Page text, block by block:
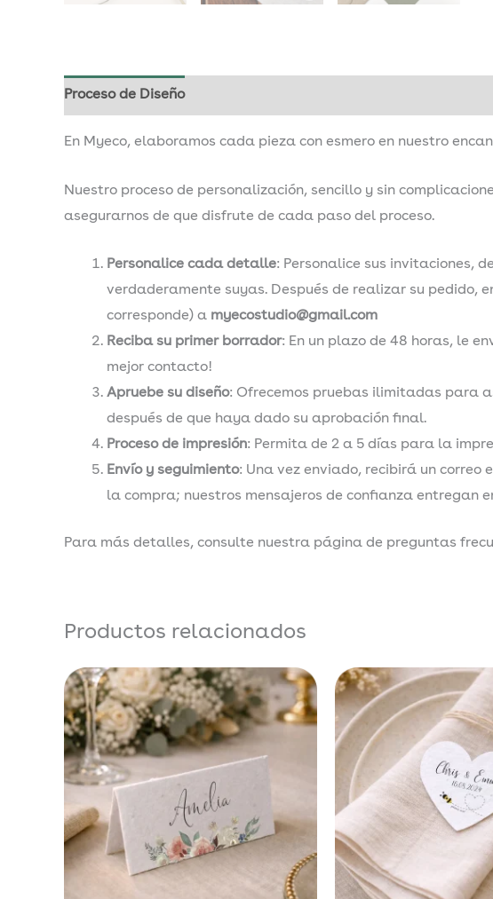
Proceso de Diseño
En Myeco, elaboramos cada pieza con esmero en nuestro
Nuestro proceso de personalización, sencillo y sin
asegurarnos de que disfrute de cada paso del proceso.
Personalice cada detalle: Personalice sus invitaciones,
verdaderamente suyas. Después de realizar su pedido,
corresponde) a myecostudio@gmail.com
Reciba su primer borrador: En un plazo de 48 horas, le
mejor contacto!
Apruebe su diseño: Ofrecemos pruebas ilimitadas para
después de que haya dado su aprobación final.
Proceso de impresión: Permita de 2 a 5 días para la
Envío y seguimiento: Una vez enviado, recibirá un
la compra; nuestros mensajeros de confianza entregan
Para más detalles, consulte nuestra página de preguntas
Productos relacionados